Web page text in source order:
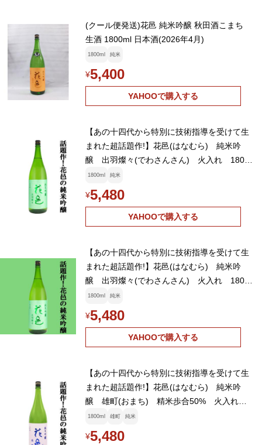
(クール便発送)花邑 純米吟醸 秋田酒こまち
生酒 1800ml 日本酒(2026年4月)
1800ml 純米
¥5,400
YAHOOで購入する
【あの十四代から特別に技術指導を受けて生
まれた超話題作!】花邑(はなむら) 純米吟
醸 出羽燦々(でわさんさん) 火入れ 1800
ml(クール便推奨)(k)
1800ml 純米
¥5,480
YAHOOで購入する
【あの十四代から特別に技術指導を受けて生
まれた超話題作!】花邑(はなむら) 純米吟
醸 出羽燦々(でわさんさん) 火入れ 1800
ml(クール便推奨)(k)
1800ml 純米
¥5,480
YAHOOで購入する
【あの十四代から特別に技術指導を受けて生
まれた超話題作!】花邑(はなむら) 純米吟
醸 雄町(おまち) 精米歩合50% 火入れ一
回 1800ml(クール便推奨)(k)
1800ml 雄町 純米
¥5,480